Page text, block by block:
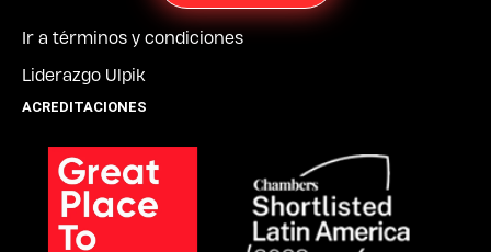
Ir a términos y condiciones
Liderazgo Ulpik
ACREDITACIONES